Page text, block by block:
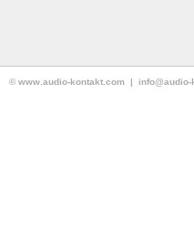
© www.audio-kontakt.com |